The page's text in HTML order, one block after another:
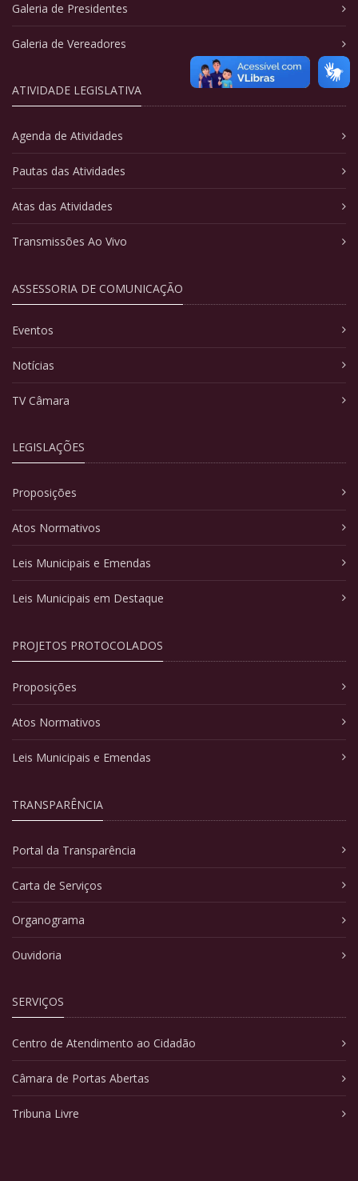
Galeria de Presidentes
Galeria de Vereadores
ATIVIDADE LEGISLATIVA
Agenda de Atividades
Pautas das Atividades
Atas das Atividades
Transmissões Ao Vivo
ASSESSORIA DE COMUNICAÇÃO
Eventos
Notícias
TV Câmara
LEGISLAÇÕES
Proposições
Atos Normativos
Leis Municipais e Emendas
Leis Municipais em Destaque
PROJETOS PROTOCOLADOS
Proposições
Atos Normativos
Leis Municipais e Emendas
TRANSPARÊNCIA
Portal da Transparência
Carta de Serviços
Organograma
Ouvidoria
SERVIÇOS
Centro de Atendimento ao Cidadão
Câmara de Portas Abertas
Tribuna Livre